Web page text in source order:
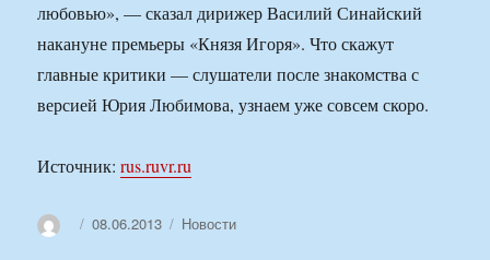
любовью», — сказал дирижер Василий Синайский
накануне премьеры «Князя Игоря». Что скажут
главные критики — слушатели после знакомства с
версией Юрия Любимова, узнаем уже совсем скоро.
Источник:rus.ruvr.ru
АвторОпубликовано
08.06.2013 Рубрики
Новости